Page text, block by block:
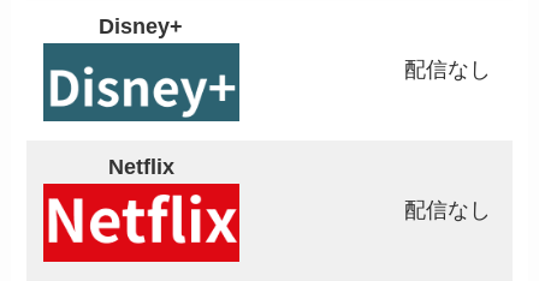
Disney+
配信なし
Netflix
配信なし